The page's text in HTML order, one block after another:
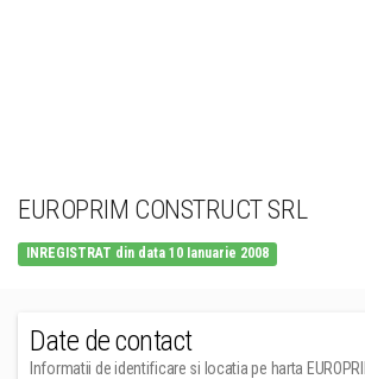
EUROPRIM CONSTRUCT SRL
INREGISTRAT din data 10 Ianuarie 2008
Date de contact
Informatii de identificare si locatia pe harta